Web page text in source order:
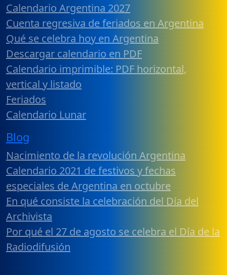
Calendario Argentina 2027
Cuenta regresiva de feriados en Argentina
Qué se celebra hoy en Argentina
Descargar calendario en PDF
Calendario imprimible: PDF horizontal,
vertical y listado
Feriados
Calendario Lunar
Blog
Nacimiento de la revolución Argentina
Calendario 2021 de festivos y fechas
especiales de Argentina en octubre
En qué consiste la celebración del Día del
Archivista
Por qué el 27 de agosto se celebra el Día de la
Radiodifusión